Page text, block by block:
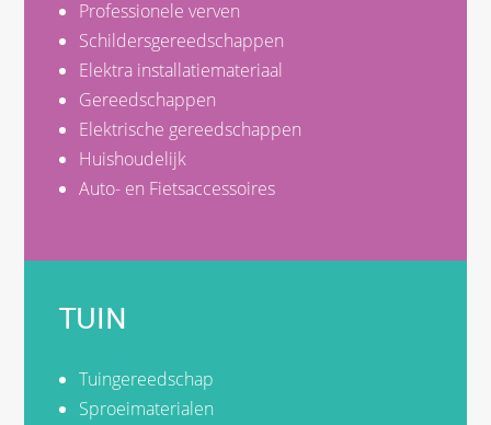
Professionele verven
Schildersgereedschappen
Elektra installatiemateriaal
Gereedschappen
Elektrische gereedschappen
Huishoudelijk
Auto- en Fietsaccessoires
TUIN
Tuingereedschap
Sproeimaterialen